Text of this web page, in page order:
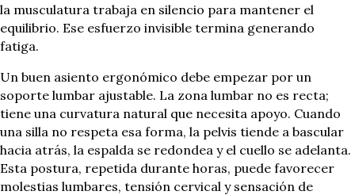
la musculatura trabaja en silencio para mantener el
equilibrio. Ese esfuerzo invisible termina generando
fatiga.
Un buen asiento ergonómico debe empezar por un
soporte lumbar ajustable. La zona lumbar no es recta;
tiene una curvatura natural que necesita apoyo. Cuando
una silla no respeta esa forma, la pelvis tiende a bascular
hacia atrás, la espalda se redondea y el cuello se adelanta.
Esta postura, repetida durante horas, puede favorecer
molestias lumbares, tensión cervical y sensación de